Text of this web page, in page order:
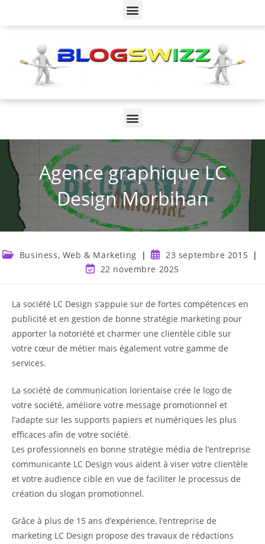
Agence graphique LC
Design Morbihan
Business, Web & Marketing
23 septembre 2015
22 novembre 2025
La société LC Design s’appuie sur de fortes compétences en
publicité et en gestion de bonne stratégie marketing pour
apporter la notoriété et charmer une clientèle cible sur
votre cœur de métier mais également votre gamme de
services.
La société de communication lorientaise crée le logo de
votre société, améliore votre message promotionnel et
l’adapte sur les supports papiers et numériques les plus
efficaces afin de votre société.
Les professionnels en bonne stratégie média de l’entreprise
communicante LC Design vous aident à viser votre clientèle
et votre audience cible en vue de faciliter le processus de
création du slogan promotionnel.
Grâce à plus de 15 ans d’expérience, l’entreprise de
marketing LC Design propose des travaux de rédactions